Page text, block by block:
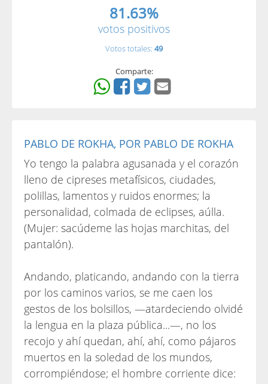
81.63%
votos positivos
Votos totales: 49
Comparte:
PABLO DE ROKHA, POR PABLO DE ROKHA
Yo tengo la palabra agusanada y el corazón
lleno de cipreses metafísicos, ciudades,
polillas, lamentos y ruidos enormes; la
personalidad, colmada de eclipses, aúlla.
(Mujer: sacúdeme las hojas marchitas, del
pantalón).
Andando, platicando, andando con la tierra
por los caminos varios, se me caen los
gestos de los bolsillos, —atardeciendo olvidé
la lengua en la plaza pública...—, no los
recojo y ahí quedan, ahí, ahí, como pájaros
muertos en la soledad de los mundos,
corrompiéndose; el hombre corriente dice: